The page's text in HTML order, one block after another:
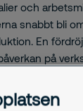
och
snabbt bli
En
på